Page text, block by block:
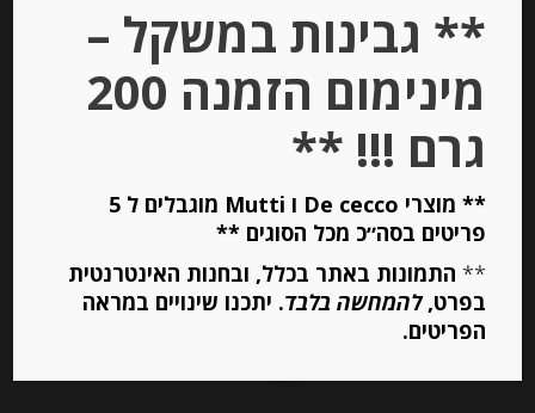
יחידות
הוספה לסל
Out of
** גבינות במשקל –
מינימום הזמנה 200
גרם !!! **
** מוצרי De cecco ו Mutti מוגבלים ל 5
פריטים בסה״כ מכל הסוגים **
** התמונות באתר בכלל, ובחנות האינטרנטית
בפרט,להמחשה בלבד. יתכנו שינויים במראה
הפריטים.